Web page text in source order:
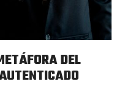
DEL